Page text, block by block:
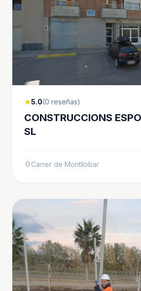
star5.0(0 reseñas)
CONSTRUCCIONS
SL
location_onCarrer de Montllobar